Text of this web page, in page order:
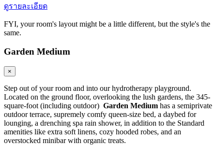
ดูรายละเอียด
FYI, your room's layout might be a little different, but the style's the
same.
Garden Medium
×
Step out of your room and into our hydrotherapy playground.
Located on the ground floor, overlooking the lush gardens, the 345-
square-foot (including outdoor) Garden Medium has a semiprivate
outdoor terrace, supremely comfy queen-size bed, a daybed for
lounging, a drenching spa rain shower, in addition to the Standard
amenities like extra soft linens, cozy hooded robes, and an
overstocked minibar with organic treats.